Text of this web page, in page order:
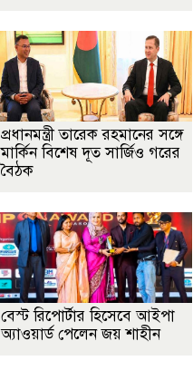
প্রধানমন্ত্রী তারেক রহমানের সঙ্গে
মার্কিন বিশেষ দূত সার্জিও গরের
বৈঠক
বেস্ট রিপোর্টার হিসেবে আইপা
অ্যাওয়ার্ড পেলেন জয় শাহীন